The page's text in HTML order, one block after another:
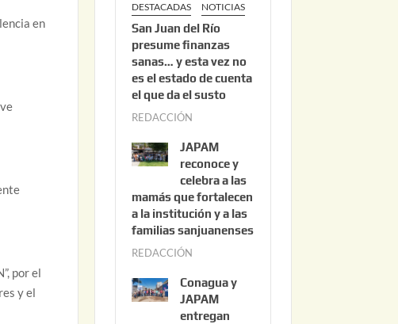
en
por el
y el
2
6
DESTACADAS NOTICIAS
San Juan del Río
presume finanzas
sanas… y esta vez no
es el estado de cuenta
el que da el susto
REDACCIÓN
s
t
o
3
0
2
JAPAM
reconoce y
celebra a las
mamás que fortalecen
a la institución y a las
familias sanjuanenses
REDACCIÓN
n
i
Conagua y
JAPAM
entregan